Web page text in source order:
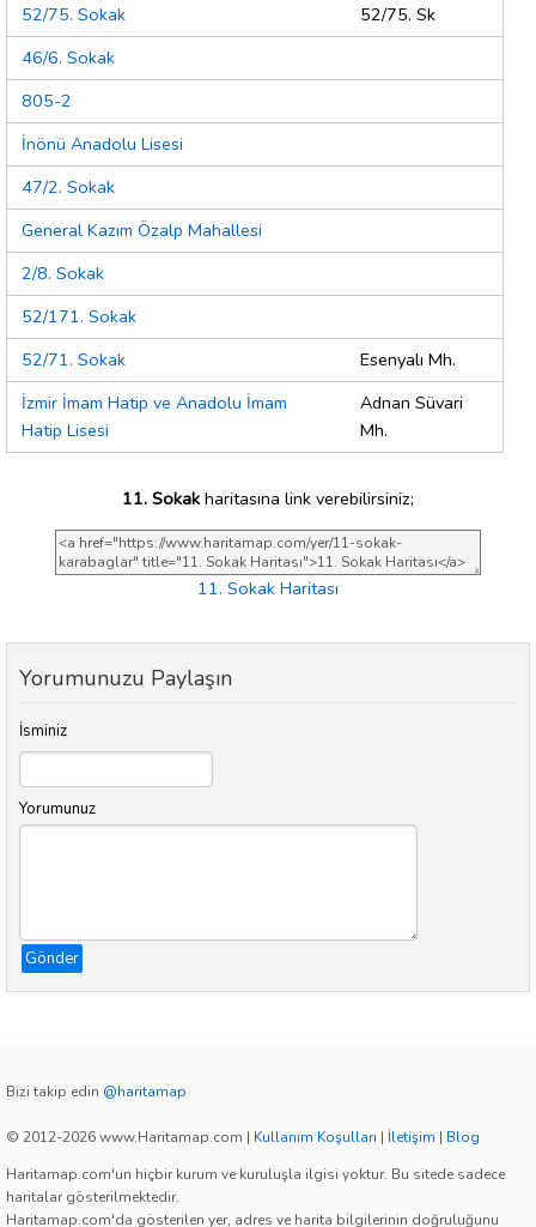
52/75. Sokak
52/75. Sk
46/6. Sokak
805-2
İnönü Anadolu Lisesi
47/2. Sokak
General Kazım Özalp Mahallesi
2/8. Sokak
52/171. Sokak
52/71. Sokak
Esenyalı Mh.
İzmir İmam Hatip ve Anadolu İmam
Hatip Lisesi
Adnan Süvari
Mh.
11. Sokak haritasına link verebilirsiniz;
11. Sokak Haritası
Yorumunuzu Paylaşın
İsminiz
Yorumunuz
Gönder
Bizi takip edin @haritamap
© 2012-2026 www.Haritamap.com | Kullanım Koşulları | İletişim | Blog
Haritamap.com'un hiçbir kurum ve kuruluşla ilgisi yoktur. Bu sitede sadece
haritalar gösterilmektedir.
Haritamap.com'da gösterilen yer, adres ve harita bilgilerinin doğruluğunu